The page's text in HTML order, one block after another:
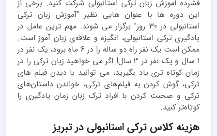
فشرده آموزش زبان ترکی استانبولی شرکت کنید. برخی از
این دوره ها با عنوان هایی نظیر "آموزش زبان ترکی
استانبولی در 30 روز" برگزار می شوند. مهم ترین عامل در
یادگیری ترکی استانبولی، انگیزه و علاقه‌ی زبان آموز است.
ممکن است یک نفر راه دو ساله را در 6 ماه برود، یک نفر در
1 سال و یک نفر در 3 سال! اگر می خواهید زبان ترکی را در
زمان کوتاه تری یاد بگیرید، می توانید با دیدن فیلم های
ترکی، گوش کردن به فیلم‌های ترکی، خواندن داستان‌های
ترکی و صحبت کردن با افراد ترک زبان زمان یادگیری را
کوتاه‌تر کنید.
هزینه کلاس ترکی استانبولی در تبریز